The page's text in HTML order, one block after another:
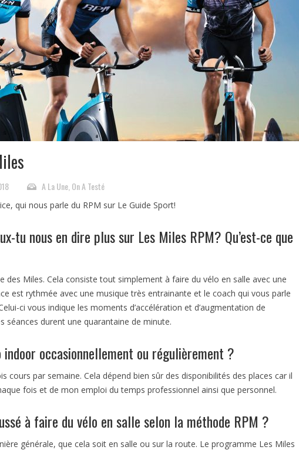
A La Une On A Testé
qui nous parle du RPM sur Le Guide Sport!
tu nous en dire plus sur Les Miles RPM? Qu’est-ce que
des Miles. Cela consiste tout simplement à faire du vélo en salle avec une
est rythmée avec une musique très entrainante et le coach qui vous parle
ci vous indique les moments d’accélération et d’augmentation de
séances durent une quarantaine de minute.
occasionnellement ou régulièrement ?
cours par semaine. Cela dépend bien sûr des disponibilités des places car il
fois et de mon emploi du temps professionnel ainsi que personnel.
à faire du vélo en salle selon la méthode RPM ?
générale, que cela soit en salle ou sur la route. Le programme Les Miles